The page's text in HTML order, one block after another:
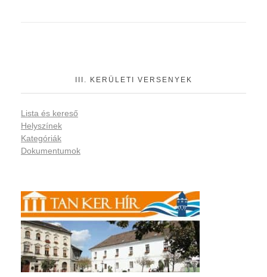
III. KERÜLETI VERSENYEK
Lista és kereső
Helyszínek
Kategóriák
Dokumentumok